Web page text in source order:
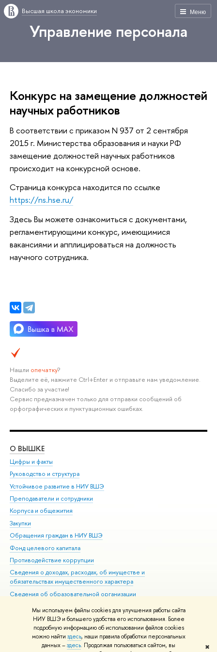
Мы используем файлы cookies для улучшения работы сайта
НИУ ВШЭ и большего удобства его использования. Более
подробную информацию об использовании файлов cookies
можно найти здесь, наши правила обработки персональных
данных –здесь. Продолжая пользоваться сайтом, вы
✖
Меню
Высшая школа экономики
Управление персонала
Конкурс на замещение должностей
научных работников
В соответствии с приказом N 937 от 2 сентября
2015 г. Министерства образования и науки РФ
замещение должностей научных работников
происходит на конкурсной основе.
Страница конкурса находится по ссылке
https://ns.hse.ru/
Здесь Вы можете ознакомиться с документами,
регламентирующими конкурс, имеющимися
вакансиями и апплицироваться на должность
научного сотрудника.
Нашли опечатку?
Выделите её, нажмите Ctrl+Enter и отправьте нам уведомление.
Спасибо за участие!
Сервис предназначен только для отправки сообщений об
орфографических и пунктуационных ошибках.
О ВЫШКЕ
Цифры и факты
Руководство и структура
Устойчивое развитие в НИУ ВШЭ
Преподаватели и сотрудники
Корпуса и общежития
Закупки
Обращения граждан в НИУ ВШЭ
Фонд целевого капитала
Противодействие коррупции
Сведения о доходах, расходах, об имуществе и
обязательствах имущественного характера
Сведения об образовательной организации
Людям с ограниченными возможностями здоровья
Единая платежная страница
Работа в Вышке